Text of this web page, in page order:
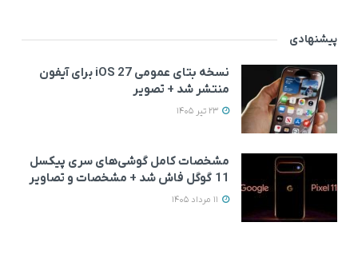
پیشنهادی
نسخه بتای عمومی iOS 27 برای آیفون
منتشر شد + تصویر
مشخصات کامل گوشی‌های سری پیکسل
11 گوگل فاش شد + مشخصات و تصاویر